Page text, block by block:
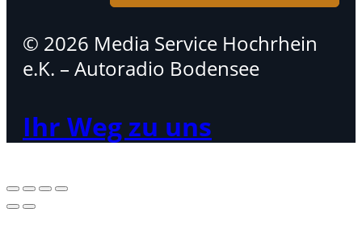
© 2026 Media Service Hochrhein
e.K. – Autoradio Bodensee
Ihr Weg zu uns